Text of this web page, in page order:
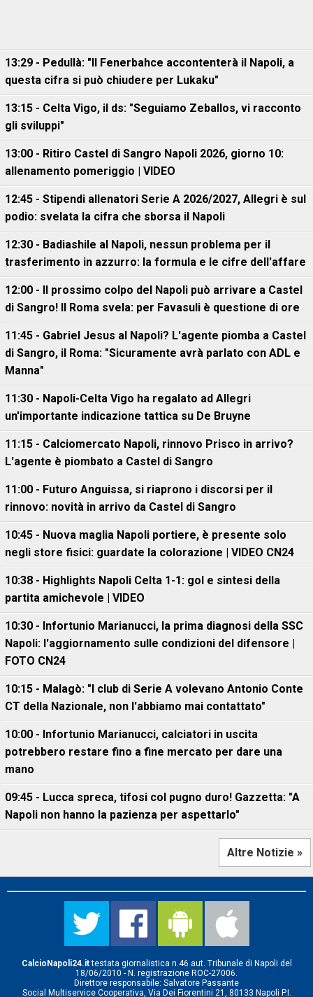
13:29 - Pedullà: "Il Fenerbahce accontenterà il Napoli, a
questa cifra si può chiudere per Lukaku"
13:15 - Celta Vigo, il ds: "Seguiamo Zeballos, vi racconto
gli sviluppi"
13:00 - Ritiro Castel di Sangro Napoli 2026, giorno 10:
allenamento pomeriggio | VIDEO
12:45 - Stipendi allenatori Serie A 2026/2027, Allegri è sul
podio: svelata la cifra che sborsa il Napoli
12:30 - Badiashile al Napoli, nessun problema per il
trasferimento in azzurro: la formula e le cifre dell'affare
12:00 - Il prossimo colpo del Napoli può arrivare a Castel
di Sangro! Il Roma svela: per Favasuli è questione di ore
11:45 - Gabriel Jesus al Napoli? L'agente piomba a Castel
di Sangro, il Roma: "Sicuramente avrà parlato con ADL e
Manna"
11:30 - Napoli-Celta Vigo ha regalato ad Allegri
un'importante indicazione tattica su De Bruyne
11:15 - Calciomercato Napoli, rinnovo Prisco in arrivo?
L'agente è piombato a Castel di Sangro
11:00 - Futuro Anguissa, si riaprono i discorsi per il
rinnovo: novità in arrivo da Castel di Sangro
10:45 - Nuova maglia Napoli portiere, è presente solo
negli store fisici: guardate la colorazione | VIDEO CN24
10:38 - Highlights Napoli Celta 1-1: gol e sintesi della
partita amichevole | VIDEO
10:30 - Infortunio Marianucci, la prima diagnosi della SSC
Napoli: l'aggiornamento sulle condizioni del difensore |
FOTO CN24
10:15 - Malagò: "I club di Serie A volevano Antonio Conte
CT della Nazionale, non l'abbiamo mai contattato"
10:00 - Infortunio Marianucci, calciatori in uscita
potrebbero restare fino a fine mercato per dare una
mano
09:45 - Lucca spreca, tifosi col pugno duro! Gazzetta: "A
Napoli non hanno la pazienza per aspettarlo"
Altre Notizie »
CalcioNapoli24.ittestata giornalistica n.46 aut. Tribunale di Napoli del
18/06/2010 - N. registrazione ROC-27006.
Direttore responsabile: Salvatore Passante
Social Multiservice Cooperativa, Via Dei Fiorentini 21, 80133 Napoli P.I.